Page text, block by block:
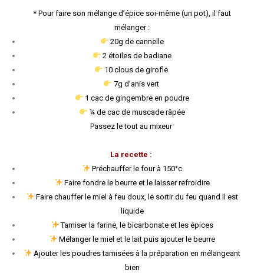
* Pour faire son mélange d’épice soi-même (un pot), il faut
mélanger :
20g de cannelle
2 étoiles de badiane
10 clous de girofle
7g d’anis vert
1 cac de gingembre en poudre
¼ de cac de muscade râpée
Passez le tout au mixeur
La recette :
Préchauffer le four à 150°c
Faire fondre le beurre et le laisser refroidire
Faire chauffer le miel à feu doux, le sortir du feu quand il est
liquide
Tamiser la farine, le bicarbonate et les épices
Mélanger le miel et le lait puis ajouter le beurre
Ajouter les poudres tamisées à la préparation en mélangeant
bien